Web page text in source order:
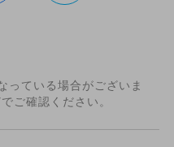
っている場合がございま
ご確認ください。